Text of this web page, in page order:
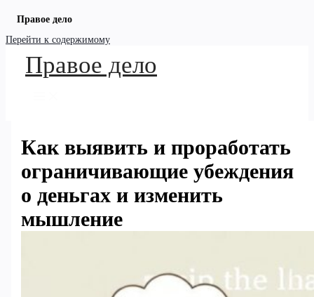
Правое дело
Перейти к содержимому
Правое дело
Как выявить и проработать
ограничивающие убеждения
о деньгах и изменить
мышление